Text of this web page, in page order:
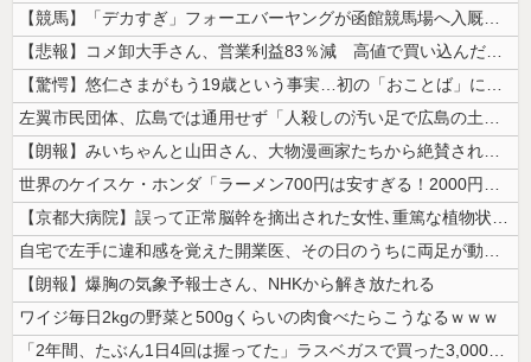
【競馬】「デカすぎ」フォーエバーヤングが函館競馬場へ入厩 573キロ ...
【悲報】コメ卸大手さん、営業利益83％減 高値で買い込んだ米が売れず「...
【驚愕】悠仁さまがもう19歳という事実…初の「おことば」にネット民驚嘆
左翼市民団体、広島では通用せず「人殺しの汚い足で広島の土を踏むな！」→...
【朗報】みいちゃんと山田さん、大物漫画家たちから絶賛されるｗｗｗｗ
世界のケイスケ・ホンダ「ラーメン700円は安すぎる！2000円にするべ...
【京都大病院】誤って正常脳幹を摘出された女性､重篤な植物状態だが意識は...
自宅で左手に違和感を覚えた開業医、その日のうちに両足が動かなくなり入院...
【朗報】爆胸の気象予報士さん、NHKから解き放たれる
ワイジ毎日2kgの野菜と500gくらいの肉食べたらこうなるｗｗｗ
「2年間、たぶん1日4回は握ってた」ラスベガスで買った3,000円のキ...